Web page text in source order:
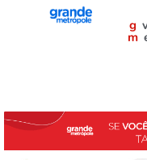
g
m